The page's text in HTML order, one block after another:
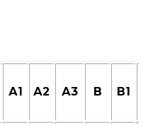
А1 А2 А3 В В1